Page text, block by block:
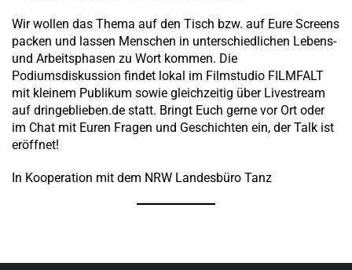
Wir wollen das Thema auf den Tisch bzw. auf Eure Screens
packen und lassen Menschen in unterschiedlichen Lebens-
und Arbeitsphasen zu Wort kommen. Die
Podiumsdiskussion findet lokal im Filmstudio FILMFALT
mit kleinem Publikum sowie gleichzeitig über Livestream
auf dringeblieben.de statt. Bringt Euch gerne vor Ort oder
im Chat mit Euren Fragen und Geschichten ein, der Talk ist
eröffnet!
In Kooperation mit dem NRW Landesbüro Tanz